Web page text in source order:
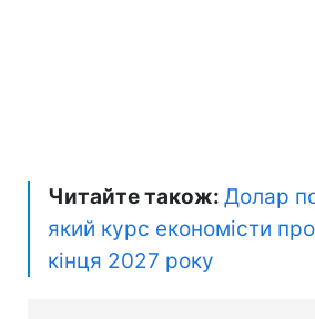
Читайте також: Долар
який курс економісти
кінця 2027 року